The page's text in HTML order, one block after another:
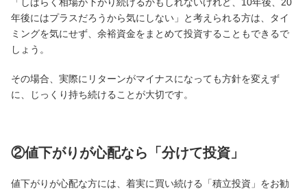
「しばらく相場が下がり続けるかもしれないけれど、10年後、20
年後にはプラスだろうから気にしない」と考えられる方は、タイ
ミングを気にせず、余裕資金をまとめて投資することもできるで
しょう。
その場合、実際にリターンがマイナスになっても方針を変えず
に、じっくり持ち続けることが大切です。
②値下がりが心配なら「分けて投資」
値下がりが心配な方には、着実に買い続ける「積立投資」をお勧